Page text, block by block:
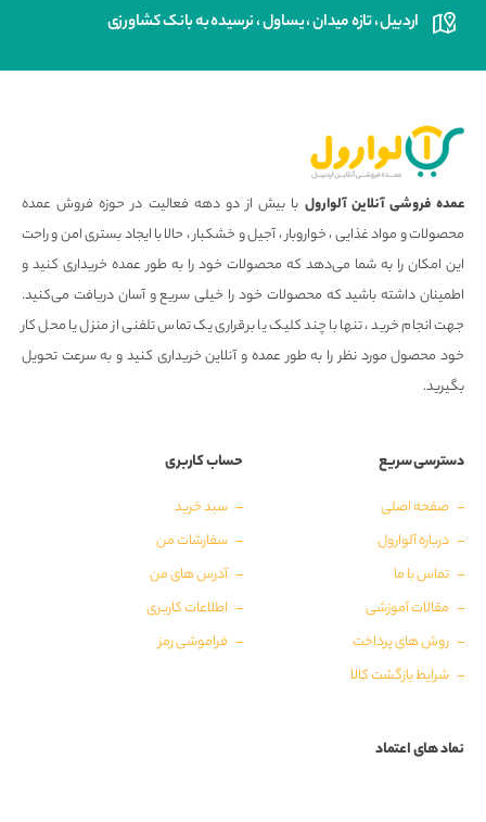
اردبیل ، تازه میدان ، یساول ، نرسیده به بانک کشاورزی
عمده فروشی آنلاین آلوارول با بیش از دو دهه فعالیت در حوزه فروش عمده
محصولات و مواد غذایی ، خواروبار ، آجیل و خشکبار ، حالا با ایجاد بستری امن و راحت
این امکان را به شما می‌دهد که محصولات خود را به طور عمده خریداری کنید و
اطمینان داشته باشید که محصولات خود را خیلی سریع و آسان دریافت می‌کنید.
جهت انجام خرید ، تنها با چند کلیک یا برقراری یک تماس تلفنی از منزل یا محل کار
خود محصول مورد نظر را به طور عمده و آنلاین خریداری کنید و به سرعت تحویل
بگیرید.
دسترسی سریع
صفحه اصلی
درباره آلوارول
تماس با ما
مقالات آموزشی
روش های پرداخت
شرایط بازگشت کالا
حساب کاربری
سبد خرید
سفارشات من
آدرس های من
اطلاعات کاربری
فراموشی رمز
نماد های اعتماد